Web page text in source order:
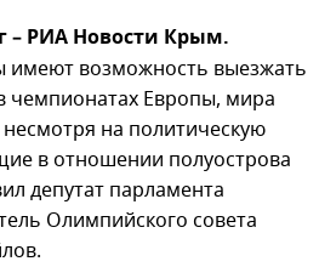
РИА Новости Крым.
имеют возможность выезжать
чемпионатах Европы, мира
на политическую
в отношении полуострова
депутат парламента
Олимпийского совета